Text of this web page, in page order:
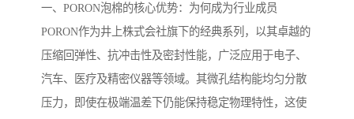
一、PORON泡棉的核心优势：为何成为行业成员
PORON作为井上株式会社旗下的经典系列，以其卓越的
压缩回弹性、抗冲击性及密封性能，广泛应用于电子、
汽车、医疗及精密仪器等领域。其微孔结构能均匀分散
压力，即使在极端温差下仍能保持稳定物理特性，这使